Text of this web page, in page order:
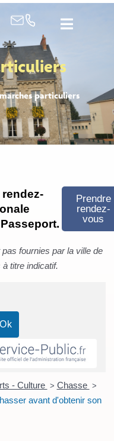
particuliers
Prendre
rendez-
vous
fournies par la ville de
titre indicatif.
- Culture > Chasse >
avant d'obtenir son